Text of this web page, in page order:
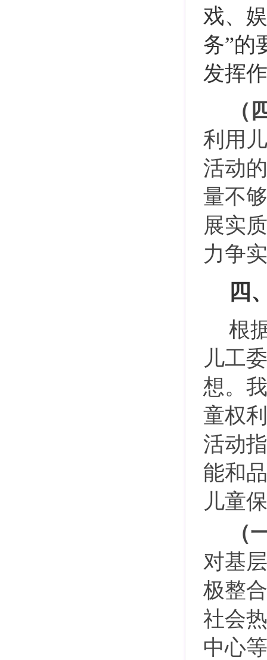
戏、
务”的
发挥
（
利用
活动
量不
展实
力争
四
根
儿工
想。
童权
活动
能和
儿童
（
对基层
极整
社会
中心